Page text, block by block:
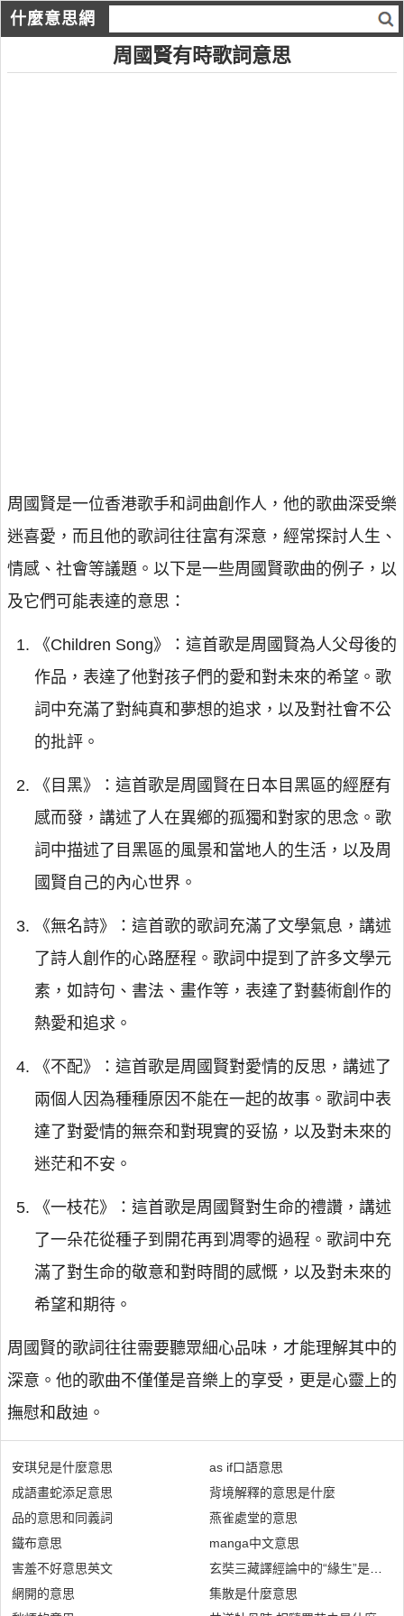
什麼意思網
周國賢有時歌詞意思
周國賢是一位香港歌手和詞曲創作人，他的歌曲深受樂
迷喜愛，而且他的歌詞往往富有深意，經常探討人生、
情感、社會等議題。以下是一些周國賢歌曲的例子，以
及它們可能表達的意思：
《Children Song》：這首歌是周國賢為人父母後的
作品，表達了他對孩子們的愛和對未來的希望。歌
詞中充滿了對純真和夢想的追求，以及對社會不公
的批評。
《目黑》：這首歌是周國賢在日本目黑區的經歷有
感而發，講述了人在異鄉的孤獨和對家的思念。歌
詞中描述了目黑區的風景和當地人的生活，以及周
國賢自己的內心世界。
《無名詩》：這首歌的歌詞充滿了文學氣息，講述
了詩人創作的心路歷程。歌詞中提到了許多文學元
素，如詩句、書法、畫作等，表達了對藝術創作的
熱愛和追求。
《不配》：這首歌是周國賢對愛情的反思，講述了
兩個人因為種種原因不能在一起的故事。歌詞中表
達了對愛情的無奈和對現實的妥協，以及對未來的
迷茫和不安。
《一枝花》：這首歌是周國賢對生命的禮讚，講述
了一朵花從種子到開花再到凋零的過程。歌詞中充
滿了對生命的敬意和對時間的感慨，以及對未來的
希望和期待。
周國賢的歌詞往往需要聽眾細心品味，才能理解其中的
深意。他的歌曲不僅僅是音樂上的享受，更是心靈上的
撫慰和啟迪。
安琪兒是什麼意思
成語畫蛇添足意思
品的意思和同義詞
鐵布意思
害羞不好意思英文
網開的意思
as if口語意思
背境解釋的意思是什麼
燕雀處堂的意思
manga中文意思
玄奘三藏譯經論中的“緣生”是什麼
集散是什麼意思